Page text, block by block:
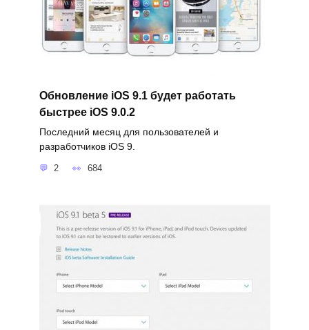
Обновление iOS 9.1 будет работать
быстрее iOS 9.0.2
Последний месяц для пользователей и
разработчиков iOS 9.
2 684